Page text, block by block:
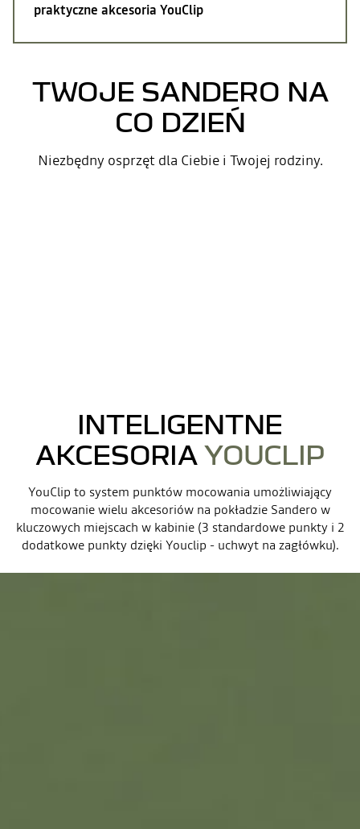
praktyczne akcesoria YouClip
TWOJE SANDERO NA
CO DZIEŃ
Niezbędny osprzęt dla Ciebie i Twojej rodziny.
INTELIGENTNE
AKCESORIA YOUCLIP
YouClip to system punktów mocowania umożliwiający
mocowanie wielu akcesoriów na pokładzie Sandero w
kluczowych miejscach w kabinie (3 standardowe punkty i 2
dodatkowe punkty dzięki Youclip - uchwyt na zagłówku).